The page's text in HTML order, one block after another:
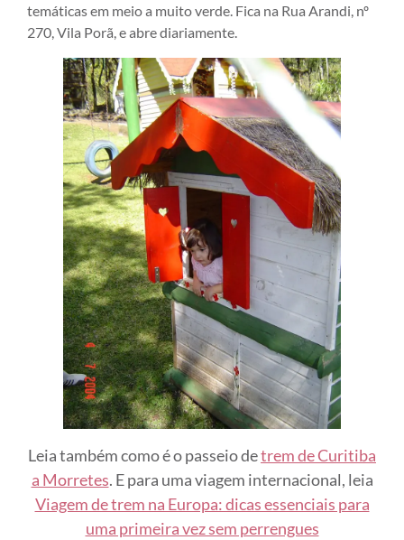
temáticas em meio a muito verde. Fica na Rua Arandi, nº
270, Vila Porã, e abre diariamente.
Leia também como é o passeio detrem de Curitiba
a Morretes. E para uma viagem internacional, leia
Viagem de trem na Europa: dicas essenciais para
uma primeira vez sem perrengues